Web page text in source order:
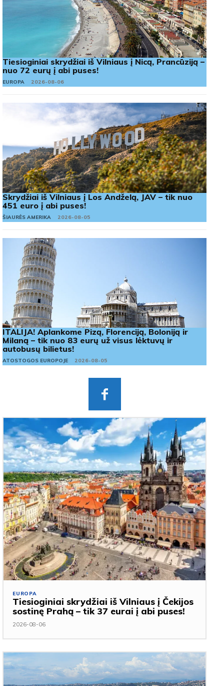
Tiesioginiai skrydžiai iš Vilniaus į Nicą, Prancūziją –
nuo 72 eurų į abi puses!
EUROPA 2026-08-06
Skrydžiai iš Vilniaus į Los Andželą, JAV – tik nuo
451 euro į abi puses!
ŠIAURĖS AMERIKA 2026-08-05
ITALIJA! Aplankome Pizą, Florenciją, Boloniją ir
Milaną – tik nuo 83 eurų už visus lėktuvų ir
autobusų bilietus!
ATOSTOGOS EUROPOJE 2026-08-05
EUROPA
Tiesioginiai skrydžiai iš Vilniaus į Čekijos
sostinę Prahą – tik 37 eurai į abi puses!
2026-08-06